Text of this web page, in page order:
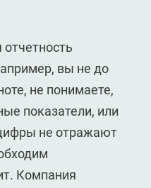
вы не до
не понимаете,
показатели, или
не отражают
Компания